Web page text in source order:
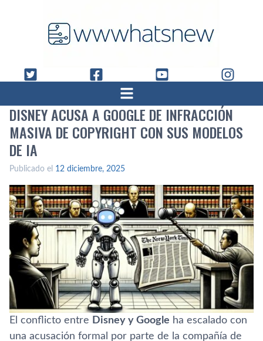
DISNEY ACUSA A GOOGLE DE INFRACCIÓN
MASIVA DE COPYRIGHT CON SUS MODELOS
DE IA
Publicado el 12 diciembre, 2025
El conflicto entre Disney y Google ha escalado con
una acusación formal por parte de la compañía de